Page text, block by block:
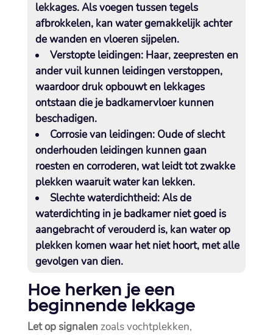
lekkages.​ Als voegen tussen tegels
afbrokkelen, kan water gemakkelijk achter
de wanden en vloeren sijpelen.​
Verstopte leidingen:Haar, zeepresten en
ander vuil kunnen leidingen verstoppen,
waardoor druk opbouwt en lekkages
ontstaan die je badkamervloer kunnen
beschadigen.​
Corrosie van leidingen:Oude of slecht
onderhouden leidingen kunnen gaan
roesten en corroderen, wat leidt tot zwakke
plekken waaruit water kan lekken.​
Slechte waterdichtheid:Als de
waterdichting in je badkamer niet goed is
aangebracht of verouderd is, kan water op
plekken komen waar het niet hoort, met alle
gevolgen van dien.​
Hoe herken je een
beginnende lekkage
Let op signalen zoals vochtplekken,